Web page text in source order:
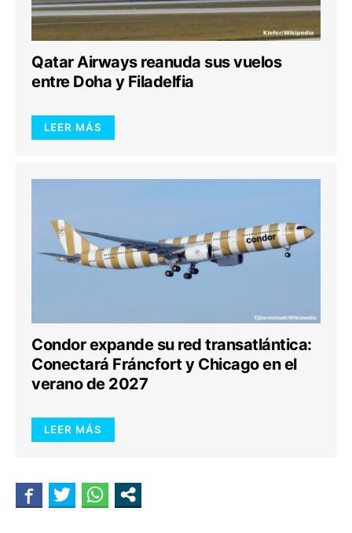
Qatar Airways reanuda sus vuelos
entre Doha y Filadelfia
LEER MÁS
Condor expande su red transatlántica:
Conectará Fráncfort y Chicago en el
verano de 2027
LEER MÁS